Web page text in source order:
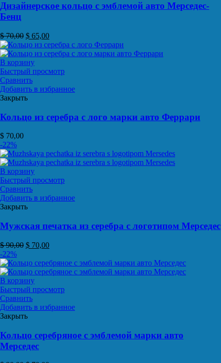
Дизайнерское кольцо с эмблемой авто Мерседес-
Бенц
$70,00 $ 65,00
В корзину
Быстрый просмотр
Сравнить
Добавить в избранное
Закрыть
Кольцо из серебра с лого марки авто Феррари
$ 70,00
-22%
В корзину
Быстрый просмотр
Сравнить
Добавить в избранное
Закрыть
Мужская печатка из серебра с логотипом Мерседес
$90,00 $ 70,00
-22%
В корзину
Быстрый просмотр
Сравнить
Добавить в избранное
Закрыть
Кольцо серебряное с эмблемой марки авто
Мерседес